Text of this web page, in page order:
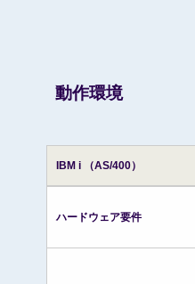
動作環境
IBM i （AS/400）
ハードウェア要件